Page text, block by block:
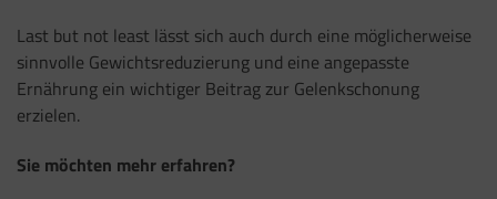
Last but not least lässt sich auch durch eine möglicherweise
sinnvolle Gewichtsreduzierung und eine angepasste
Ernährung ein wichtiger Beitrag zur Gelenkschonung
erzielen.
Sie möchten mehr erfahren?